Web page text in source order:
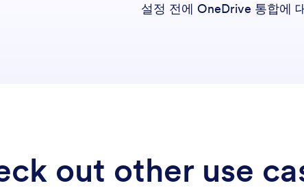
설정 전에 OneDrive 통합에
out other use